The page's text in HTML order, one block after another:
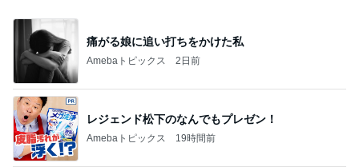
痛がる娘に追い打ちをかけた私
Amebaトピックス 2日前
レジェンド松下のなんでもプレゼン！
Amebaトピックス 19時間前